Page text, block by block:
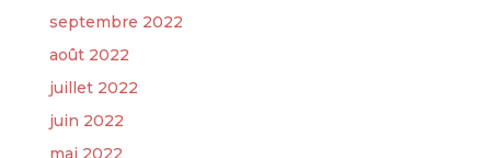
septembre 2022
août 2022
juillet 2022
juin 2022
mai 2022